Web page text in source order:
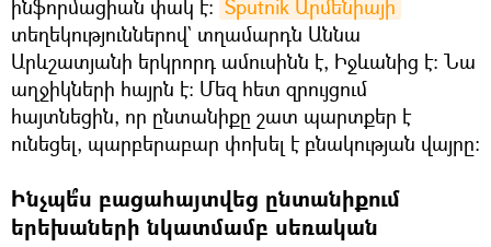
ինֆորմացիան փակ է։ Sputnik Արմենիայի
տեղեկություններով` տղամարդն Աննա
Արևշատյանի երկրորդ ամուսինն է, Իջևանից է։ Նա
աղջիկների հայրն է։ Մեզ հետ զրույցում
հայտնեցին, որ ընտանիքը շատ պարտքեր է
ունեցել, պարբերաբար փոխել է բնակության վայրը։
Ինչպե՞ս բացահայտվեց ընտանիքում
երեխաների նկատմամբ սեռական